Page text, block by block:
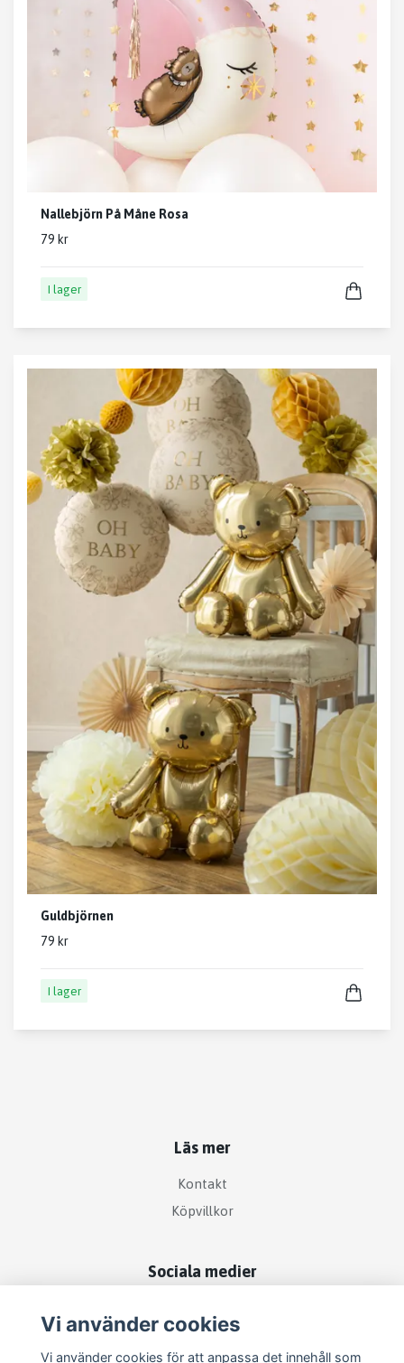
Nallebjörn På Måne Rosa
79 kr
I lager
Guldbjörnen
79 kr
I lager
Läs mer
Kontakt
Köpvillkor
Sociala medier
Vi använder cookies
Vi använder cookies för att anpassa det innehåll som